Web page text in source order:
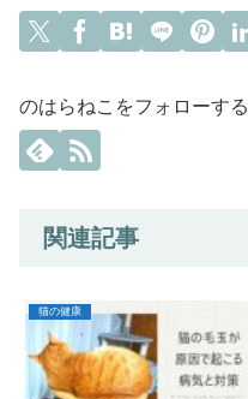
のはらねこをフォローする
関連記事
猫の健康